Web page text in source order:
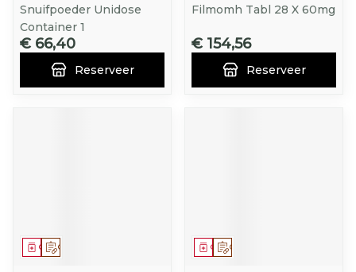
Snuifpoeder Unidose
Container 1
€ 66,40
Reserveer
Filmomh Tabl 28 X 60mg
€ 154,56
Reserveer
Op voorschrift
Geneesmiddel Op voorschrift
Geneesmiddel